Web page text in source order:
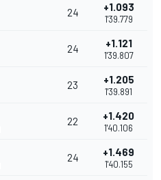
24 +1.093
1'39.779
24 +1.121
1'39.807
23 +1.205
1'39.891
22 +1.420
1'40.106
24 +1.469
1'40.155